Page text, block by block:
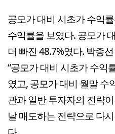
공모가 대비 시초가 수익
수익률을 보였다. 공모가
더 빠진 48.7%였다. 박종
“공모가 대비 시초가 수익
였고, 공모가 대비 월말 수
관과 일반 투자자의 전략
날 매도하는 전략으로 다